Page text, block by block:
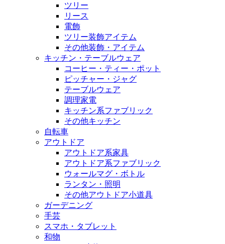
ツリー
リース
電飾
ツリー装飾アイテム
その他装飾・アイテム
キッチン・テーブルウェア
コーヒー・ティー・ポット
ピッチャー・ジャグ
テーブルウェア
調理家電
キッチン系ファブリック
その他キッチン
自転車
アウトドア
アウトドア系家具
アウトドア系ファブリック
ウォールマグ・ボトル
ランタン・照明
その他アウトドア小道具
ガーデニング
手芸
スマホ・タブレット
和物